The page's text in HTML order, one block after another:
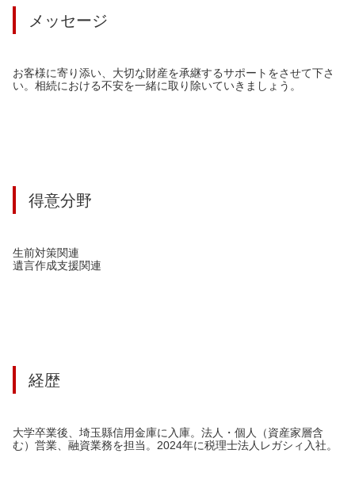
メッセージ
お客様に寄り添い、大切な財産を承継するサポートをさせて下さ
い。相続における不安を一緒に取り除いていきましょう。
得意分野
生前対策関連
遺言作成支援関連
経歴
大学卒業後、埼玉縣信用金庫に入庫。法人・個人（資産家層含
む）営業、融資業務を担当。2024年に税理士法人レガシィ入社。